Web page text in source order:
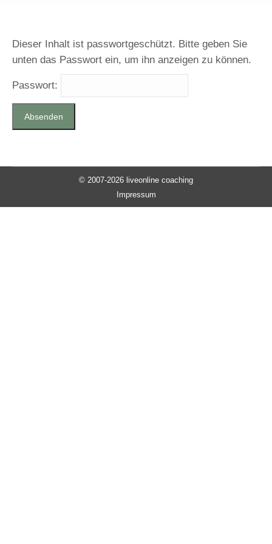
Dieser Inhalt ist passwortgeschützt. Bitte geben Sie
unten das Passwort ein, um ihn anzeigen zu können.
Passwort:
© 2007-2026 liveonline coaching
Impressum